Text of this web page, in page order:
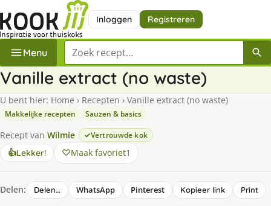
Inloggen Registreren
Menu Zoek een recept
Vanille extract (no waste)
U bent hier: Home › Recepten › Vanille extract (no waste)
Makkelijke recepten Sauzen & basics
Recept van Wilmie Vertrouwde kok
👍Lekker! Maak favoriet1
Delen: Delen… WhatsApp Pinterest Kopieer link Print